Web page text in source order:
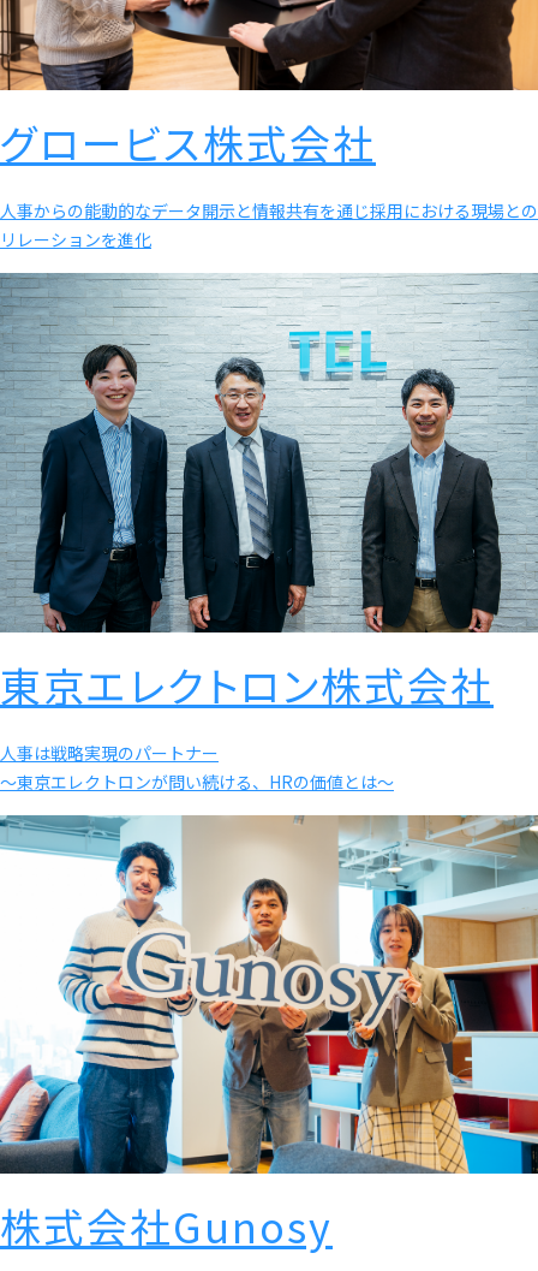
グロービス株式会社
人事からの能動的なデータ開示と情報共有を通じ採用における現場との
リレーションを進化
東京エレクトロン株式会社
人事は戦略実現のパートナー
〜東京エレクトロンが問い続ける、HRの価値とは〜
株式会社Gunosy